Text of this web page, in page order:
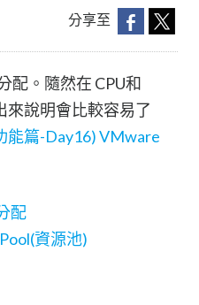
分享至
配。隨然在 CPU和
來說明會比較容易了
能篇-Day16) VMware
配
資源池)